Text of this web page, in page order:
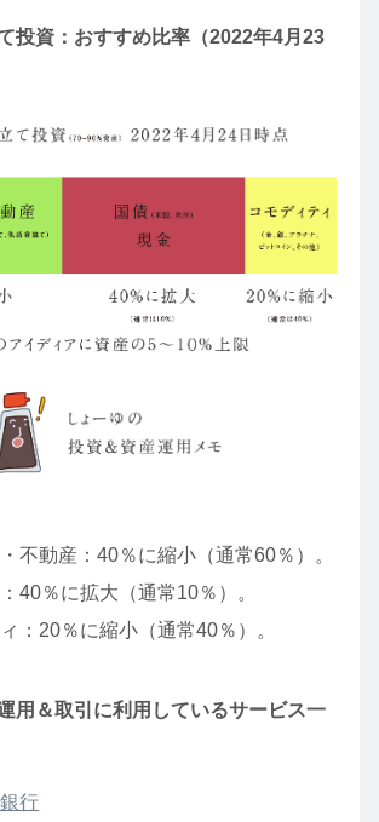
投資：おすすめ比率（2022年4月23
不動産：40％に縮小（通常60％）。
40％に拡大（通常10％）。
：20％に縮小（通常40％）。
用＆取引に利用しているサービス一
行